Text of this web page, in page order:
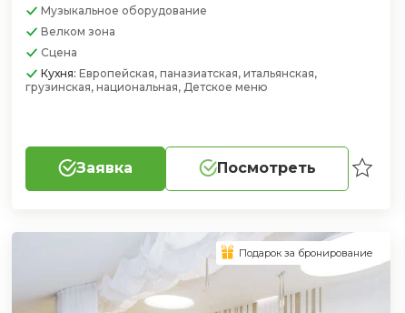
Музыкальное оборудование
Велком зона
Сцена
Кухня: Европейская, паназиатская, итальянская,
грузинская, национальная, Детское меню
Заявка Посмотреть
Подарок за бронирование